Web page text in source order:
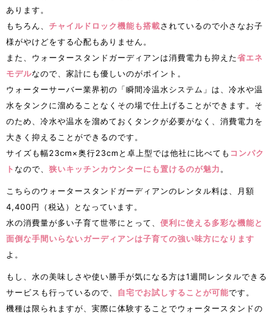
あります。
もちろん、 チャイルドロック機能も搭載されているので小さなお子
様がやけどをする心配もありません。
また、ウォータースタンドガーディアンは消費電力も抑えた省エネ
モデルなので、家計にも優しいのがポイント。
ウォーターサーバー業界初の「瞬間冷温水システム」は、冷水や温
水をタンクに溜めることなくその場で仕上げることができます。そ
のため、冷水や温水を溜めておくタンクが必要がなく、消費電力を
大きく抑えることができるのです。
サイズも幅23cm×奥行23cmと卓上型では他社に比べても コンパク
トなので、 狭いキッチンカウンターにも置けるのが魅力 。
こちらのウォータースタンドガーディアンのレンタル料は、月額
4,400円（税込）となっています。
水の消費量が多い子育て世帯にとって、 便利に使える多彩な機能と
面倒な手間いらないガーディアンは子育ての強い味方になります
よ。
もし、水の美味しさや使い勝手が気になる方は1週間レンタルできる
サービスも行っているので、 自宅でお試しすることが可能です。
機種は限られますが、実際に体験することでウォータースタンドの